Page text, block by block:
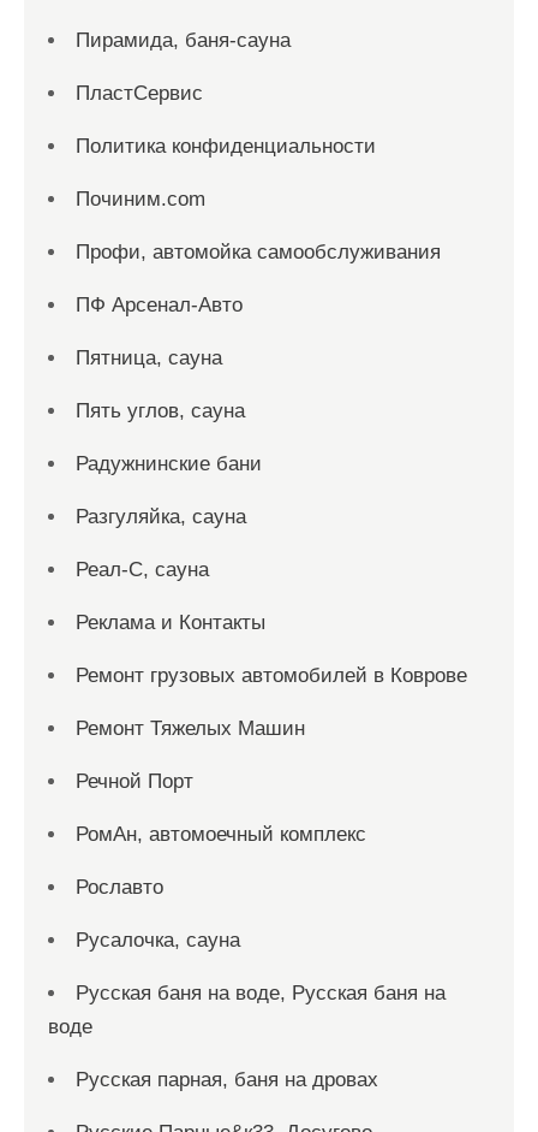
Пирамида, баня-сауна
ПластСервис
Политика конфиденциальности
Починим.com
Профи, автомойка самообслуживания
ПФ Арсенал-Авто
Пятница, сауна
Пять углов, сауна
Радужнинские бани
Разгуляйка, сауна
Реал-С, сауна
Реклама и Контакты
Ремонт грузовых автомобилей в Коврове
Ремонт Тяжелых Машин
Речной Порт
РомАн, автомоечный комплекс
Рославто
Русалочка, сауна
Русская баня на воде, Русская баня на
воде
Русская парная, баня на дровах